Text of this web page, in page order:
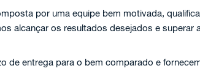
por uma equipe bem motivada,
alcançar os resultados desejados e superar
de entrega para o bem comparado e